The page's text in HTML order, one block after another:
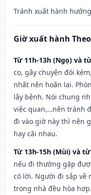
Tránh xuất hành
Giờ xuất hành
Từ 11h-13h (Ngọ) và
cọ, gây chuyện đói
nhất nên hoãn lại.
lây bệnh. Nói chung
việc quan,…nên tránh
đi vào giờ này thì nên
hay cãi nhau.
Từ 13h-15h (Mùi) và
nếu đi thường gặp
có lời. Người đi sắp về
trong nhà đều hòa